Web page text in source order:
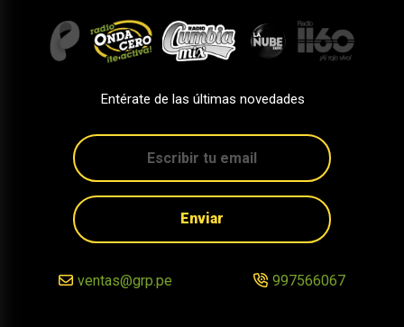
Entérate de las últimas novedades
Enviar
ventas@grp.pe 997566067